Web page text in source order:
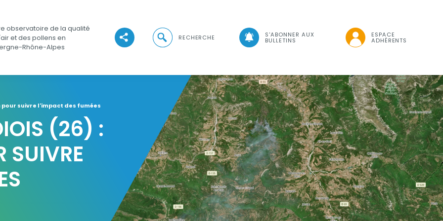
observatoire de la qualité
et des pollens en
Rhône-Alpes
Voir les réseaux sociaux
Ouvrir la recherche
RECHERCHE S'ABONNER AUX
BULLETINS
ESPACE
ADHÉRENTS
suivre l'impact des fumées
(26) :
SUIVRE
Visuel